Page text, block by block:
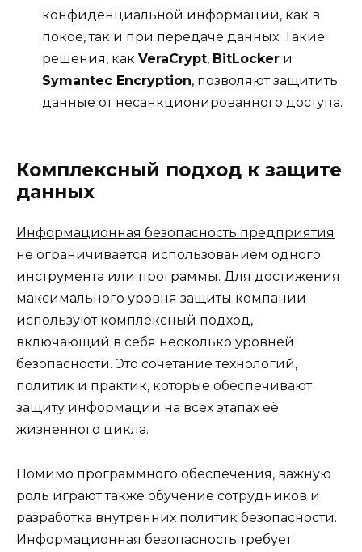
конфиденциальной информации, как в
покое, так и при передаче данных. Такие
решения, как VeraCrypt, BitLocker и
Symantec Encryption, позволяют защитить
данные от несанкционированного доступа.
Комплексный подход к защите
данных
Информационная безопасность предприятия
не ограничивается использованием одного
инструмента или программы. Для достижения
максимального уровня защиты компании
используют комплексный подход,
включающий в себя несколько уровней
безопасности. Это сочетание технологий,
политик и практик, которые обеспечивают
защиту информации на всех этапах её
жизненного цикла.
Помимо программного обеспечения, важную
роль играют также обучение сотрудников и
разработка внутренних политик безопасности.
Информационная безопасность требует